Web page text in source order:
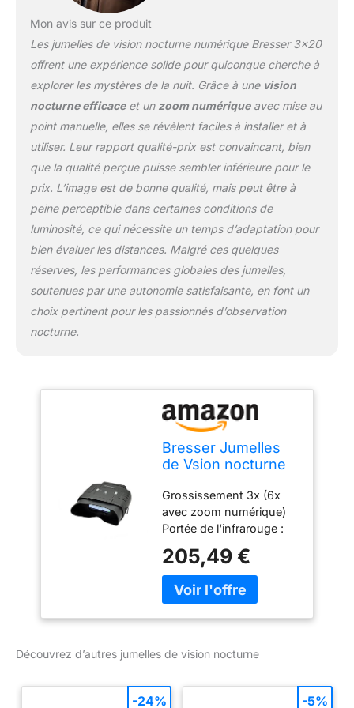
Mon avis sur ce produit
Les jumelles de vision nocturne numérique Bresser 3×20
offrent une expérience solide pour quiconque cherche à
explorer les mystères de la nuit. Grâce à une vision
nocturne efficaceet un zoom numériqueavec mise au
point manuelle, elles se révèlent faciles à installer et à
utiliser. Leur rapport qualité-prix est convaincant, bien
que la qualité perçue puisse sembler inférieure pour le
prix. L’image est de bonne qualité, mais peut être à
peine perceptible dans certaines conditions de
luminosité, ce qui nécessite un temps d’adaptation pour
bien évaluer les distances. Malgré ces quelques
réserves, les performances globales des jumelles,
soutenues par une autonomie satisfaisante, en font un
choix pertinent pour les passionnés d’observation
nocturne.
Bresser Jumelles
de Vsion nocturne
Grossissement 3x (6x
avec zoom numérique)
Portée de l‘infrarouge :
145 x 55 mm; Poids: 680
g Grand écran, vue
confortable
205,49 €
Découvrez d’autres jumelles de vision nocturne
-24% -5%